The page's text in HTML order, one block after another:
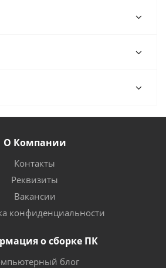
О Компании
Контакты
Реквизиты
Вакансии
конфиденциальности
о сборке ПК
блог